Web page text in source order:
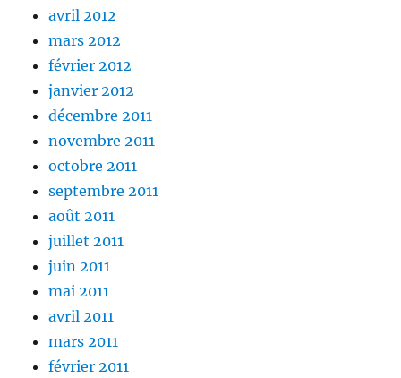
avril 2012
mars 2012
février 2012
janvier 2012
décembre 2011
novembre 2011
octobre 2011
septembre 2011
août 2011
juillet 2011
juin 2011
mai 2011
avril 2011
mars 2011
février 2011